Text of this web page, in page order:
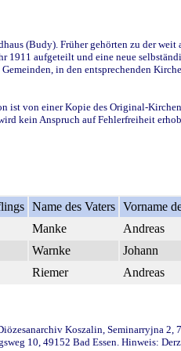
(Budy). Früher gehörten zu der
aufgeteilt und eine neue
in den entsprechenden
von einer Kopie des Original-
kein Anspruch auf Fehlerfreiheit
Name des Vaters Vorname
Manke Andreas
Warnke Johann
Riemer Andreas
Koszalin, Seminarryjna 2,
10, 49152 Bad Essen. Hinweis: